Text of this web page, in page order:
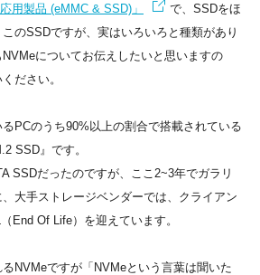
用製品 (eMMC & SSD)」
で、SSDをほ
のSSDですが、実はいろいろと種類があり
についてお伝えしたいと思いますの
ださい。
PCのうち90%以上の割合で搭載されている
SSD』です。
SSDだったのですが、ここ2~3年でガラリ
大手ストレージベンダーでは、クライアン
End Of Life）を迎えています。
NVMeですが「NVMeという言葉は聞いた